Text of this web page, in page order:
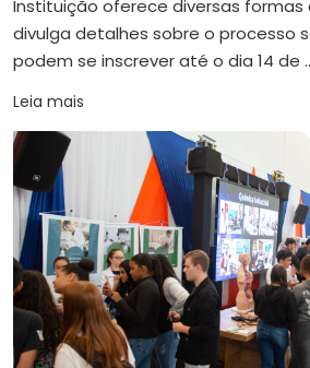
Instituição oferece diversas formas
divulga detalhes sobre o processo
podem se inscrever até o dia 14 de
Leia mais